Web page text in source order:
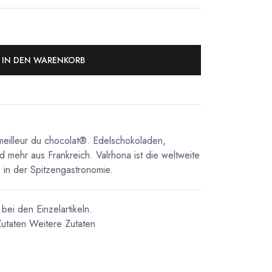
IN DEN WARENKORB
du chocolat®. Edelschokoladen,
mehr aus Frankreich. Valrhona ist die weltweite
der Spitzengastronomie.
den Einzelartikeln.
Weitere Zutaten